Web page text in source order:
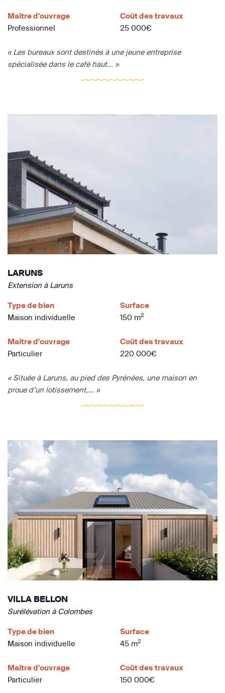
Maître d'ouvrage
Professionnel
Coût des travaux
25 000€
« Les bureaux sont destinés à une jeune entreprise
spécialisée dans le café haut... »
LARUNS
Extension à Laruns
Type de bien
Maison individuelle
Surface
150 m2
Maître d'ouvrage
Particulier
Coût des travaux
220 000€
« Située à Laruns, au pied des Pyrénées, une maison en
proue d’un lotissement,... »
VILLA BELLON
Surélévation à Colombes
Type de bien
Maison individuelle
Surface
45 m2
Maître d'ouvrage
Particulier
Coût des travaux
150 000€